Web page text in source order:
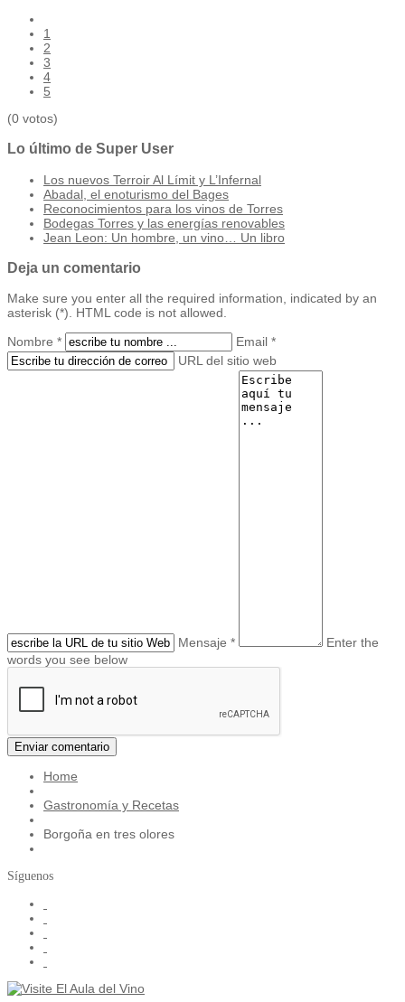
1
2
3
4
5
(0 votos)
Lo último de Super User
Los nuevos Terroir Al Límit y L’Infernal
Abadal, el enoturismo del Bages
Reconocimientos para los vinos de Torres
Bodegas Torres y las energías renovables
Jean Leon: Un hombre, un vino… Un libro
Deja un comentario
Make sure you enter all the required information, indicated by an
asterisk (*). HTML code is not allowed.
Nombre *
Email *
URL del sitio web
Mensaje *
Enter the
words you see below
Home
Gastronomía y Recetas
Borgoña en tres olores
Síguenos